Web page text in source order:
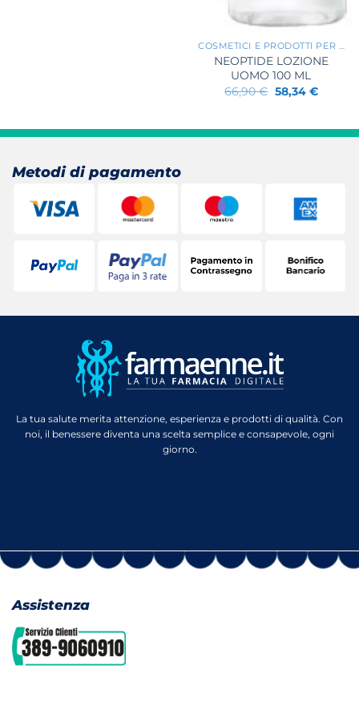
COSMETICI E PRODOTTI PER L'IGIENE
NEOPTIDE LOZIONE
UOMO 100 ML
66,90€ Il
prezzo
66,90 €.
58,34 €Il
58,34
Metodi di pagamento
La tua salute merita attenzione, esperienza e prodotti di qualità. Con
noi, il benessere diventa una scelta semplice e consapevole, ogni
giorno.
Assistenza